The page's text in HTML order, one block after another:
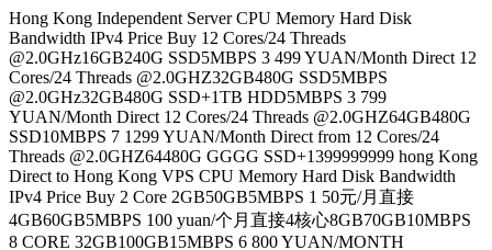
Hong Kong Independent Server CPU Memory Hard Disk
Bandwidth IPv4 Price Buy 12 Cores/24 Threads
@2.0GHz16GB240G SSD5MBPS 3 499 YUAN/Month Direct 12
Cores/24 Threads @2.0GHZ32GB480G SSD5MBPS
@2.0GHz32GB480G SSD+1TB HDD5MBPS 3 799
YUAN/Month Direct 12 Cores/24 Threads @2.0GHZ64GB480G
SSD10MBPS 7 1299 YUAN/Month Direct from 12 Cores/24
Threads @2.0GHZ64480G GGGG SSD+1399999999 hong Kong
Direct to Hong Kong VPS CPU Memory Hard Disk Bandwidth
IPv4 Price Buy 2 Core 2GB50GB5MBPS 1 50元/月直接
4GB60GB5MBPS 100 yuan/个月直接4核心8GB70GB10MBPS
8 CORE 32GB100GB15MBPS 6 800 YUAN/MONTH